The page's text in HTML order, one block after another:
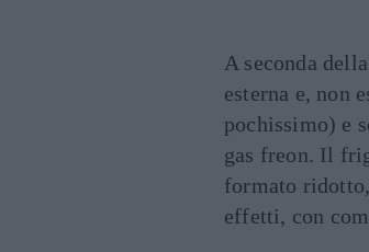
A seconda
esterna e, non
pochissimo) e
gas freon. Il
formato
effetti, con